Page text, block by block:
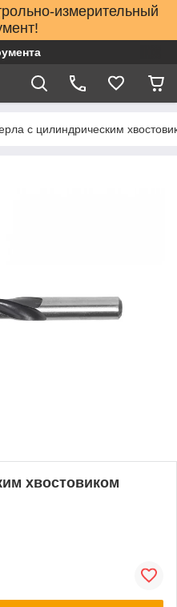
измерительный
с цилиндрическим
хвостовиком